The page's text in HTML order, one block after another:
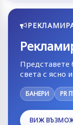
Представете
света с ясно
БАНЕРИ PR
ВИЖ